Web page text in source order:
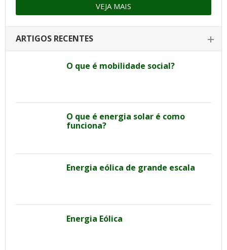
VEJA MAIS
ARTIGOS RECENTES
O que é mobilidade social?
O que é energia solar é como
funciona?
Energia eólica de grande escala
Energia Eólica